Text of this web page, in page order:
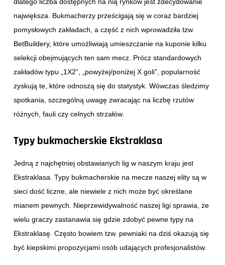
największa. Bukmacherzy prześcigają się w coraz bardziej
pomysłowych zakładach, a część z nich wprowadziła tzw.
BetBuildery, które umożliwiają umieszczanie na kuponie kilku
selekcji obejmujących ten sam mecz. Prócz standardowych
zakładów typu „1X2”, „powyżej/poniżej X goli”, popularność
zyskują te, które odnoszą się do statystyk. Wówczas śledzimy
spotkania, szczególną uwagę zwracając na liczbę rzutów
różnych, fauli czy celnych strzałów.
Typy bukmacherskie Ekstraklasa
Jedną z najchętniej obstawianych lig w naszym kraju jest
Ekstraklasa. Typy bukmacherskie na mecze naszej elity są w
sieci dość liczne, ale niewiele z nich może być określane
mianem pewnych. Nieprzewidywalność naszej ligi sprawia, że
wielu graczy zastanawia się gdzie zdobyć pewne typy na
Ekstraklasę. Często bowiem tzw. pewniaki na dziś okazują się
być kiepskimi propozycjami osób udających profesjonalistów.